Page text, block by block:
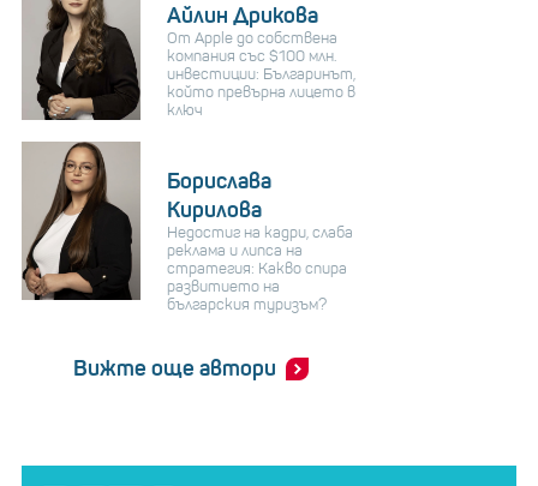
Айлин Дрикова
От Apple до собствена
компания със $100 млн.
инвестиции: Българинът,
който превърна лицето в
ключ
Борислава
Кирилова
Недостиг на кадри, слаба
реклама и липса на
стратегия: Какво спира
развитието на
българския туризъм?
Вижте още автори